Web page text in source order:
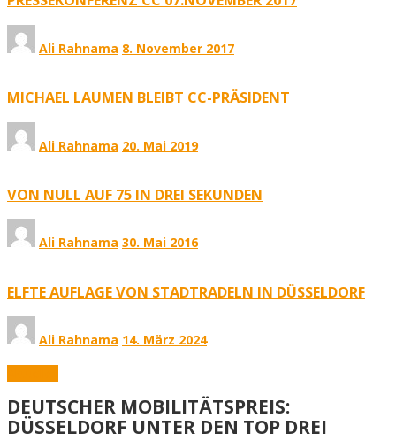
Ali Rahnama 8. November 2017
MICHAEL LAUMEN BLEIBT CC-PRÄSIDENT
Ali Rahnama 20. Mai 2019
VON NULL AUF 75 IN DREI SEKUNDEN
Ali Rahnama 30. Mai 2016
ELFTE AUFLAGE VON STADTRADELN IN DÜSSELDORF
Ali Rahnama 14. März 2024
DEUTSCHER MOBILITÄTSPREIS:
DÜSSELDORF UNTER DEN TOP DREI